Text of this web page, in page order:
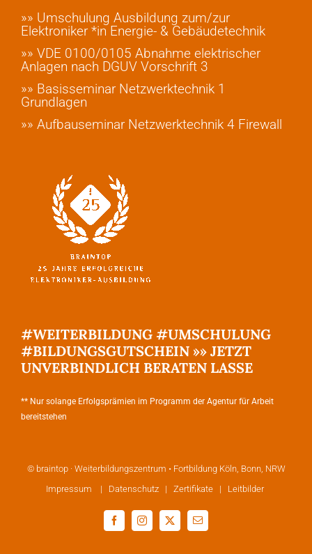
»» Umschulung Ausbildung zum/zur
Elektroniker *in Energie- & Gebäudetechnik
»» VDE 0100/0105 Abnahme elektrischer
Anlagen nach DGUV Vorschrift 3
»» Basisseminar Netzwerktechnik 1
Grundlagen
»» Aufbauseminar Netzwerktechnik 4 Firewall
#WEITERBILDUNG #UMSCHULUNG
#BILDUNGSGUTSCHEIN »» JETZT
UNVERBINDLICH BERATEN LASSE
** Nur solange Erfolgsprämien im Programm der Agentur für Arbeit
bereitstehen
© braintop · Weiterbildungszentrum • Fortbildung Köln, Bonn, NRW
Impressum
| Datenschutz | Zertifikate | Leitbilder
FacebookInstagram
X
E-
Mail